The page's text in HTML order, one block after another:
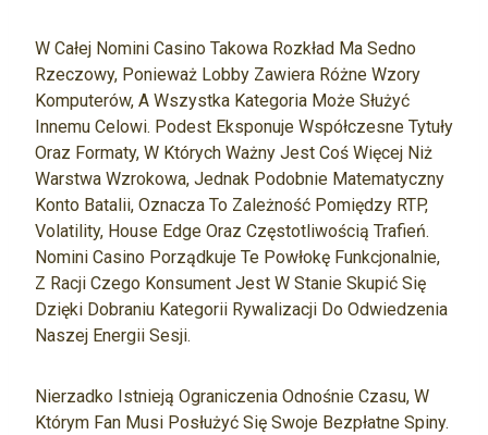
W Całej Nomini Casino Takowa Rozkład Ma Sedno
Rzeczowy, Ponieważ Lobby Zawiera Różne Wzory
Komputerów, A Wszystka Kategoria Może Służyć
Innemu Celowi. Podest Eksponuje Współczesne Tytuły
Oraz Formaty, W Których Ważny Jest Coś Więcej Niż
Warstwa Wzrokowa, Jednak Podobnie Matematyczny
Konto Batalii, Oznacza To Zależność Pomiędzy RTP,
Volatility, House Edge Oraz Częstotliwością Trafień.
Nomini Casino Porządkuje Te Powłokę Funkcjonalnie,
Z Racji Czego Konsument Jest W Stanie Skupić Się
Dzięki Dobraniu Kategorii Rywalizacji Do Odwiedzenia
Naszej Energii Sesji.
Nierzadko Istnieją Ograniczenia Odnośnie Czasu, W
Którym Fan Musi Posłużyć Się Swoje Bezpłatne Spiny.